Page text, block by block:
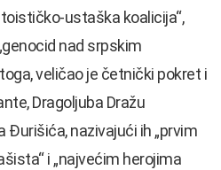
ustaška koalicija“,
nad srpskim
veličao je četnički pokret i
Dragoljuba Dražu
Đurišića, nazivajući ih „prvim
i „najvećim herojima